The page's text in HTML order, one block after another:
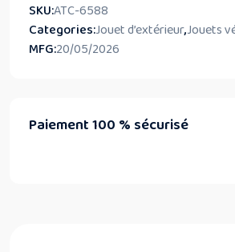
SKU:ATC-6588
Categories:Jouet d’extérieur,Jouets
MFG:20/05/2026
Paiement 100 % sécurisé